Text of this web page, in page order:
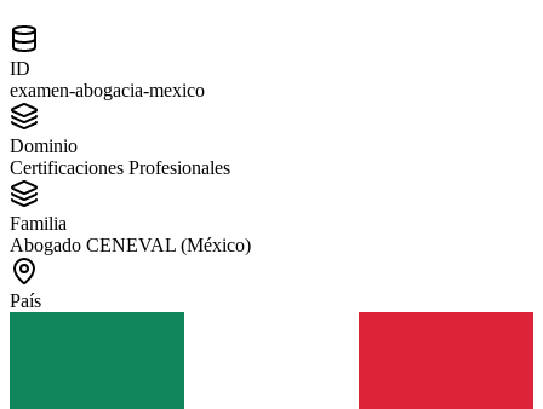
ID
examen-abogacia-mexico
Dominio
Certificaciones Profesionales
Familia
Abogado CENEVAL (México)
País